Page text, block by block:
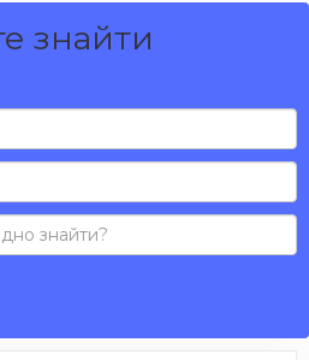
знайти